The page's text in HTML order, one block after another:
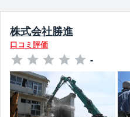
株式会社勝進
口コミ評価
-